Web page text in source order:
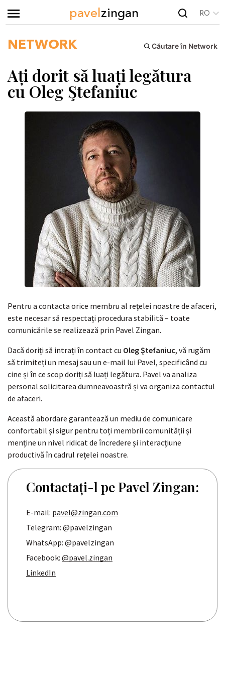
pavelzingan RO
NETWORK Căutare în Network
Ați dorit să luați legătura
cu Oleg Ştefaniuc
Pentru a contacta orice membru al rețelei noastre de afaceri,
este necesar să respectați procedura stabilită – toate
comunicările se realizează prin Pavel Zingan.
Dacă doriți să intrați în contact cu Oleg Ştefaniuc, vă rugăm
să trimiteți un mesaj sau un e-mail lui Pavel, specificând cu
cine și în ce scop doriți să luați legătura. Pavel va analiza
personal solicitarea dumneavoastră și va organiza contactul
de afaceri.
Această abordare garantează un mediu de comunicare
confortabil și sigur pentru toți membrii comunității și
menține un nivel ridicat de încredere și interacțiune
productivă în cadrul rețelei noastre.
Contactați-l pe Pavel Zingan:
E-mail: pavel@zingan.com
Telegram: @pavelzingan
WhatsApp: @pavelzingan
Facebook: @pavel.zingan
LinkedIn